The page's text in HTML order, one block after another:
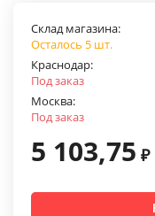
Склад магазина:
Осталось 5 шт.
Краснодар:
Под заказ
Москва:
Под заказ
5 103,75 ₽